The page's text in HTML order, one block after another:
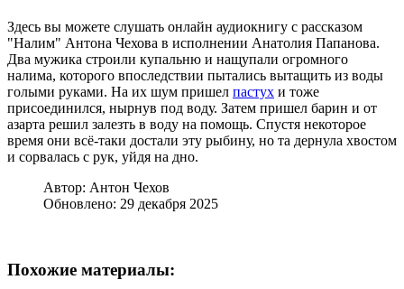
Здесь вы можете слушать онлайн аудиокнигу с рассказом
"Налим" Антона Чехова в исполнении Анатолия Папанова.
Два мужика строили купальню и нащупали огромного
налима, которого впоследствии пытались вытащить из воды
голыми руками. На их шум пришел пастух и тоже
присоединился, нырнув под воду. Затем пришел барин и от
азарта решил залезть в воду на помощь. Спустя некоторое
время они всё-таки достали эту рыбину, но та дернула хвостом
и сорвалась с рук, уйдя на дно.
Автор: Антон Чехов
Обновлено: 29 декабря 2025
Похожие материалы: